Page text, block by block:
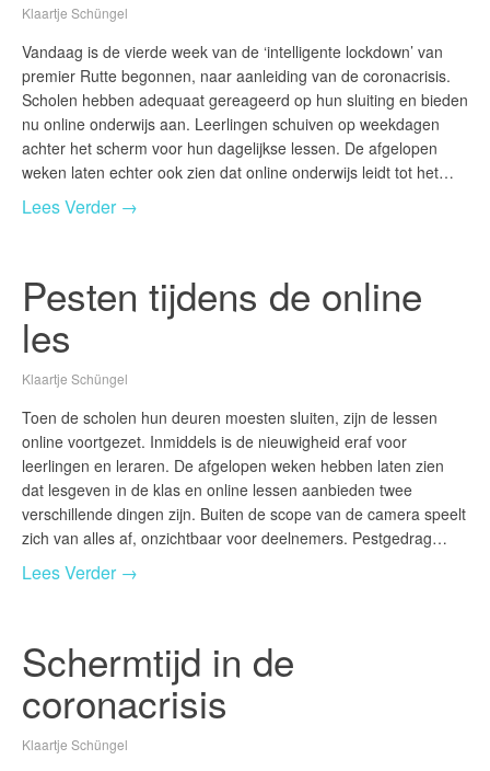
Klaartje Schüngel
Vandaag is de vierde week van de ‘intelligente lockdown’ van
premier Rutte begonnen, naar aanleiding van de coronacrisis.
Scholen hebben adequaat gereageerd op hun sluiting en bieden
nu online onderwijs aan. Leerlingen schuiven op weekdagen
achter het scherm voor hun dagelijkse lessen. De afgelopen
weken laten echter ook zien dat online onderwijs leidt tot het…
Lees Verder →
Pesten tijdens de online
les
Klaartje Schüngel
Toen de scholen hun deuren moesten sluiten, zijn de lessen
online voortgezet. Inmiddels is de nieuwigheid eraf voor
leerlingen en leraren. De afgelopen weken hebben laten zien
dat lesgeven in de klas en online lessen aanbieden twee
verschillende dingen zijn. Buiten de scope van de camera speelt
zich van alles af, onzichtbaar voor deelnemers. Pestgedrag…
Lees Verder →
Schermtijd in de
coronacrisis
Klaartje Schüngel